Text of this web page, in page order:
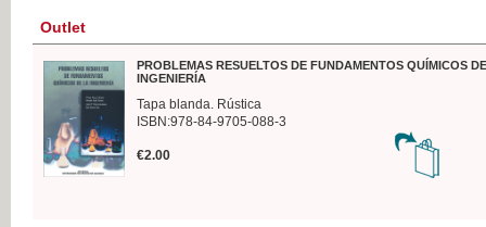
Outlet
PROBLEMAS RESUELTOS DE FUNDAMENTOS QUÍMICOS
INGENIERÍA
Tapa blanda. Rústica
ISBN:978-84-9705-088-3
€2.00